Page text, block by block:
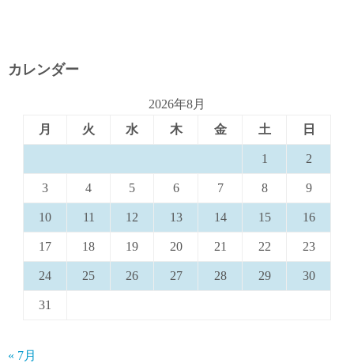
カレンダー
2026年8月
月
火 水 木 金 土 日
1 2
3 4 5 6 7 8 9
10 11 12 13 14 15 16
17 18 19 20 21 22 23
24 25 26 27 28 29 30
31
« 7月